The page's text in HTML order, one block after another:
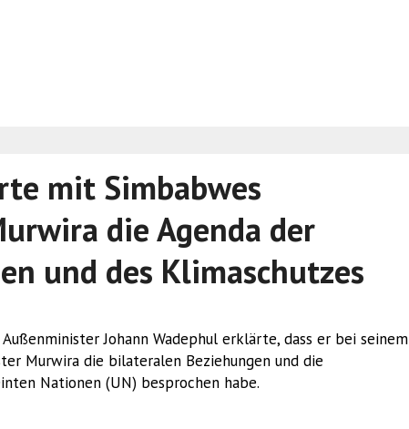
mit Simbabwes
die Agenda der
und des Klimaschutzes
Johann Wadephul erklärte, dass er bei seinem
Murwira die bilateralen Beziehungen und die
Nationen (UN) besprochen habe.